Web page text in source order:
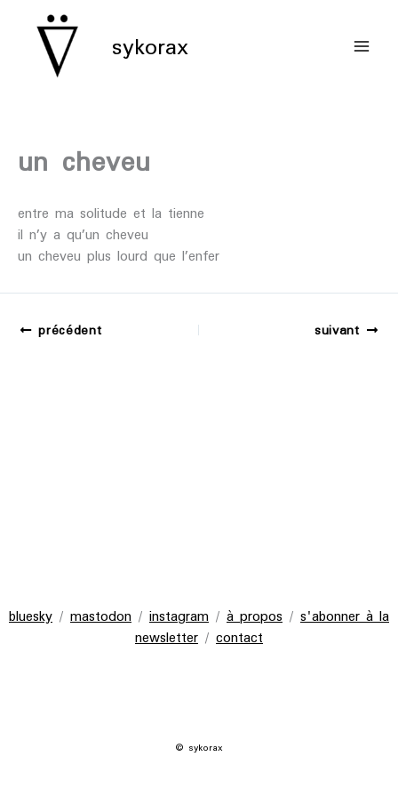
contenu sykorax
un cheveu
entre ma solitude et la tienne
il n’y a qu’un cheveu
un cheveu plus lourd que l’enfer
précédent suivant
bluesky / mastodon / instagram / à propos / s'abonner à la
newsletter / contact
© sykorax